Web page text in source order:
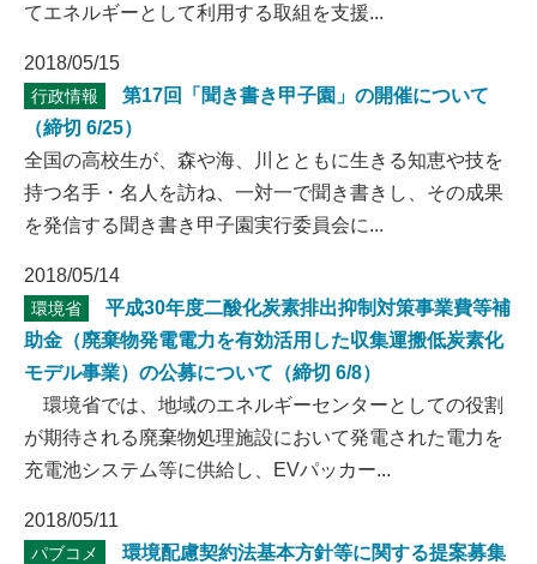
てエネルギーとして利用する取組を支援...
2018/05/15
行政情報
第17回「聞き書き甲子園」の開催について
（締切 6/25）
全国の高校生が、森や海、川とともに生きる知恵や技を
持つ名手・名人を訪ね、一対一で聞き書きし、その成果
を発信する聞き書き甲子園実行委員会に...
2018/05/14
環境省
平成30年度二酸化炭素排出抑制対策事業費等補
助金（廃棄物発電電力を有効活用した収集運搬低炭素化
モデル事業）の公募について（締切 6/8）
環境省では、地域のエネルギーセンターとしての役割
が期待される廃棄物処理施設において発電された電力を
充電池システム等に供給し、EVパッカー...
2018/05/11
パブコメ
環境配慮契約法基本方針等に関する提案募集